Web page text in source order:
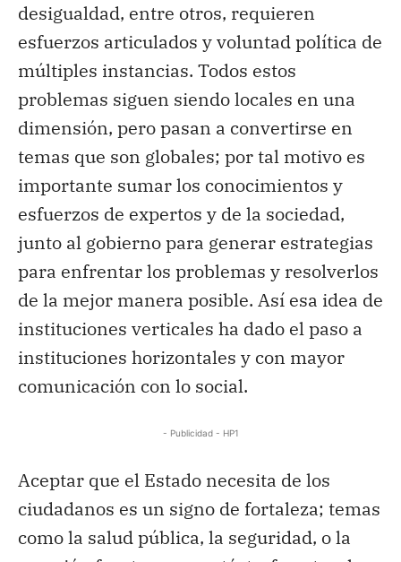
desigualdad, entre otros, requieren
esfuerzos articulados y voluntad política de
múltiples instancias. Todos estos
problemas siguen siendo locales en una
dimensión, pero pasan a convertirse en
temas que son globales; por tal motivo es
importante sumar los conocimientos y
esfuerzos de expertos y de la sociedad,
junto al gobierno para generar estrategias
para enfrentar los problemas y resolverlos
de la mejor manera posible. Así esa idea de
instituciones verticales ha dado el paso a
instituciones horizontales y con mayor
comunicación con lo social.
- Publicidad - HP1
Aceptar que el Estado necesita de los
ciudadanos es un signo de fortaleza; temas
como la salud pública, la seguridad, o la